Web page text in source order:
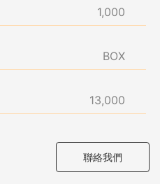
1,000
BOX
13,000
聯絡我們